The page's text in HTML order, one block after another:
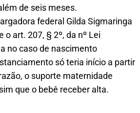
de seis meses.
federal Gilda Sigmaringa
o art. 207, § 2º, da nº Lei
no caso de nascimento
só teria início a partir
o suporte maternidade
que o bebê receber alta.